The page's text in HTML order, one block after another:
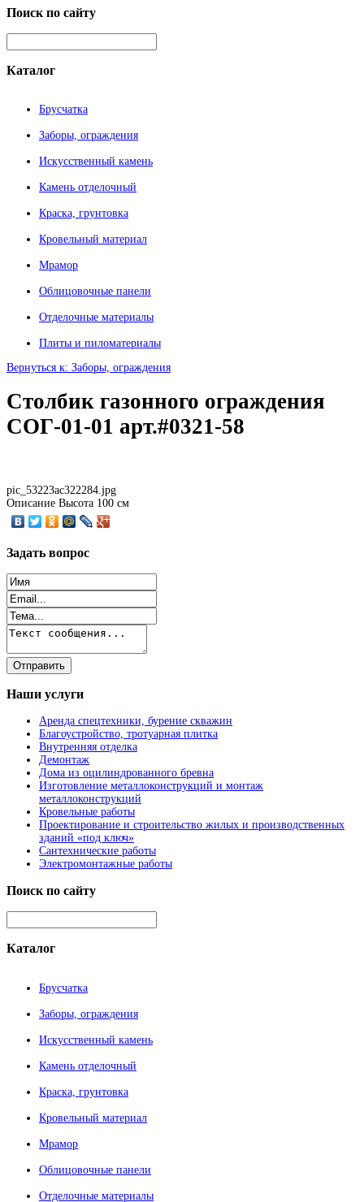
Поиск по сайту
Каталог
Брусчатка
Заборы, ограждения
Искусственный камень
Камень отделочный
Краска, грунтовка
Кровельный материал
Мрамор
Облицовочные панели
Отделочные материалы
Плиты и пиломатериалы
Вернуться к: Заборы, ограждения
Столбик газонного ограждения
СОГ-01-01 арт.#0321-58
pic_53223ac322284.jpg
Описание Высота 100 см
Задать вопрос
Наши услуги
Аренда спецтехники, бурение скважин
Благоустройство, тротуарная плитка
Внутренняя отделка
Демонтаж
Дома из оцилиндрованного бревна
Изготовление металлоконструкций и монтаж
металлоконструкций
Кровельные работы
Проектирование и строительство жилых и производственных
зданий «под ключ»
Сантехнические работы
Электромонтажные работы
Поиск по сайту
Каталог
Брусчатка
Заборы, ограждения
Искусственный камень
Камень отделочный
Краска, грунтовка
Кровельный материал
Мрамор
Облицовочные панели
Отделочные материалы